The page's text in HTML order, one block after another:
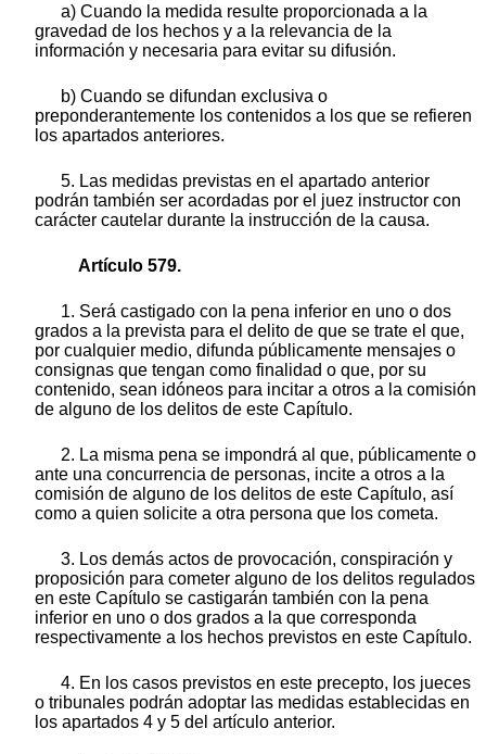
a) Cuando la medida resulte proporcionada a la
gravedad de los hechos y a la relevancia de la
información y necesaria para evitar su difusión.
b) Cuando se difundan exclusiva o
preponderantemente los contenidos a los que se refieren
los apartados anteriores.
5. Las medidas previstas en el apartado anterior
podrán también ser acordadas por el juez instructor con
carácter cautelar durante la instrucción de la causa.
Artículo 579.
1. Será castigado con la pena inferior en uno o dos
grados a la prevista para el delito de que se trate el que,
por cualquier medio, difunda públicamente mensajes o
consignas que tengan como finalidad o que, por su
contenido, sean idóneos para incitar a otros a la comisión
de alguno de los delitos de este Capítulo.
2. La misma pena se impondrá al que, públicamente o
ante una concurrencia de personas, incite a otros a la
comisión de alguno de los delitos de este Capítulo, así
como a quien solicite a otra persona que los cometa.
3. Los demás actos de provocación, conspiración y
proposición para cometer alguno de los delitos regulados
en este Capítulo se castigarán también con la pena
inferior en uno o dos grados a la que corresponda
respectivamente a los hechos previstos en este Capítulo.
4. En los casos previstos en este precepto, los jueces
o tribunales podrán adoptar las medidas establecidas en
los apartados 4 y 5 del artículo anterior.